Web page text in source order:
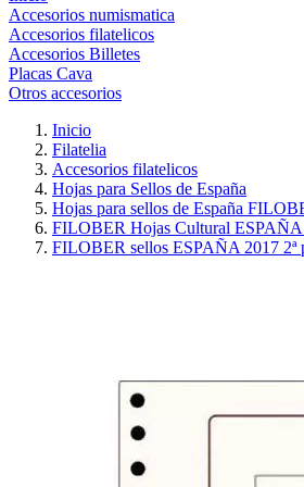
Accesorios numismatica
Accesorios filatelicos
Accesorios Billetes
Placas Cava
Otros accesorios
Inicio
Filatelia
Accesorios filatelicos
Hojas para Sellos de España
Hojas para sellos de España
FILOBER Hojas Cultural ESPAÑA
FILOBER sellos ESPAÑA 2017 2ª